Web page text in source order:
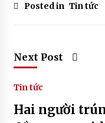
Posted in Tin tức
Next Post
Tin tức
Hai người